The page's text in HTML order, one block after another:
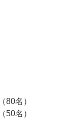
80名）
50名）